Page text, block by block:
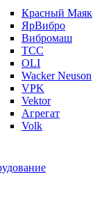
Красный Маяк
ЯрВибро
Вибромаш
ТСС
OLI
Wacker Neuson
VPK
Vektor
Агрегат
Volk